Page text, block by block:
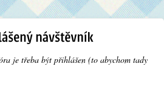
je třeba být přihlášen (to abychom tady